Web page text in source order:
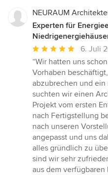
NEURAUM
Experten für
Durchschnittliche
Bewertung:
5
von
5
Sternen
6. Juli
“Wir hatten uns
Vorhaben
abzubrechen und ein
suchten wir einen
Projekt vom ersten
nach Fertigstellung
nach unseren
angepasst und uns
alles gründlich zu
sind wir sehr
aus dem verfügbaren